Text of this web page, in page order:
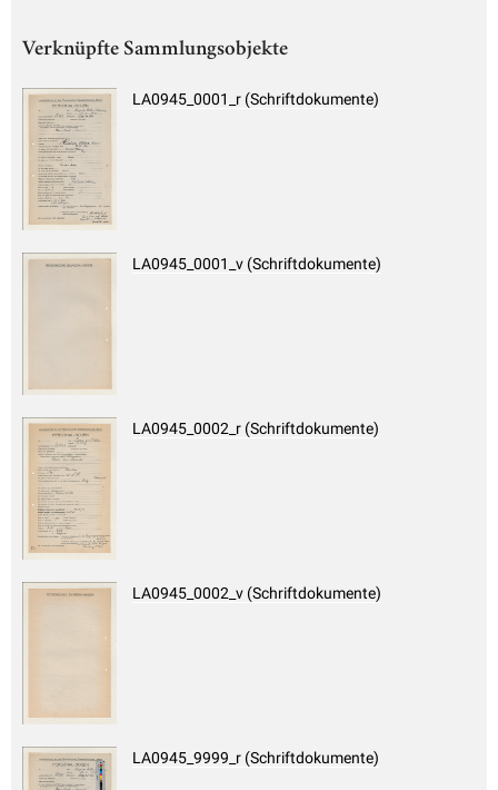
Verknüpfte Sammlungsobjekte
LA0945_0001_r (Schriftdokumente)
LA0945_0001_v (Schriftdokumente)
LA0945_0002_r (Schriftdokumente)
LA0945_0002_v (Schriftdokumente)
LA0945_9999_r (Schriftdokumente)